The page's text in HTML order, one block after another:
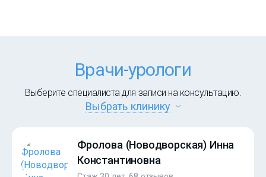
Врачи-урологи
Выберите специалиста для записи на консультацию.
Выбрать клинику
Фролова (Новодворская) Инна
Константиновна